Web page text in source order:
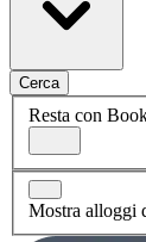
Cerca
Resta con
Mostra alloggi